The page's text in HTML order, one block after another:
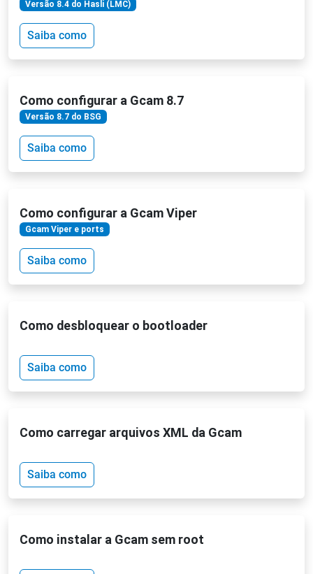
Versão 8.4 do Hasli (LMC)
Saiba como
Como configurar a Gcam 8.7
Versão 8.7 do BSG
Saiba como
Como configurar a Gcam Viper
Gcam Viper e ports
Saiba como
Como desbloquear o bootloader
Saiba como
Como carregar arquivos XML da Gcam
Saiba como
Como instalar a Gcam sem root